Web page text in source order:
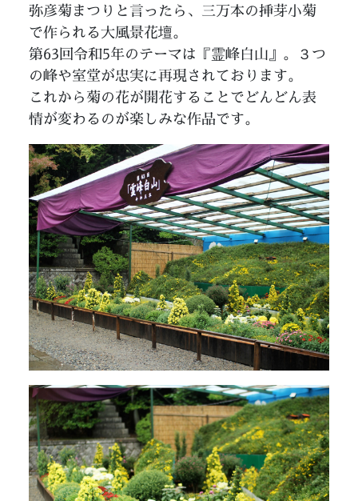
弥彦菊まつりと言ったら、三万本の挿芽小菊
で作られる大風景花壇。
第63回令和5年のテーマは『霊峰白山』。３つ
の峰や室堂が忠実に再現されております。
これから菊の花が開花することでどんどん表
情が変わるのが楽しみな作品です。